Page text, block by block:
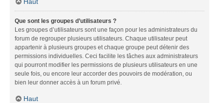
Que sont les groupes d’utilisateurs ?
Les groupes d’utilisateurs sont une façon pour les administrateurs du
forum de regrouper plusieurs utilisateurs. Chaque utilisateur peut
appartenir à plusieurs groupes et chaque groupe peut détenir des
permissions individuelles. Ceci facilite les tâches aux administrateurs
qui pourront modifier les permissions de plusieurs utilisateurs en une
seule fois, ou encore leur accorder des pouvoirs de modération, ou
bien leur donner accès à un forum privé.
Haut